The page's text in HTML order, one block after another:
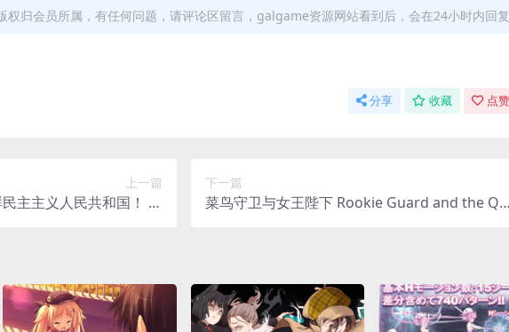
权归会员所属，有任何问题，请评论区留言，galgame资源网站看到后，会在24小时内回
分享 收藏 点
上一篇
主主义人民共和国！ 朝
下一篇
菜鸟守卫与女王陛下 Rookie Guard and the Qu